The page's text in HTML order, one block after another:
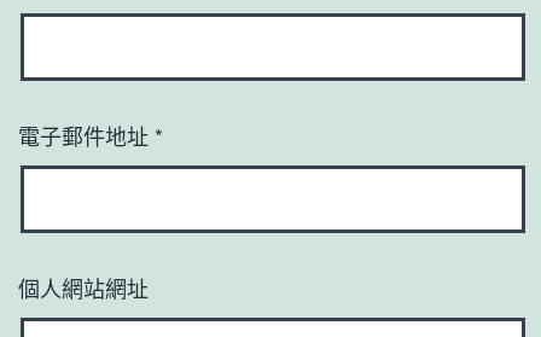
電子郵件地址 *
個人網站網址